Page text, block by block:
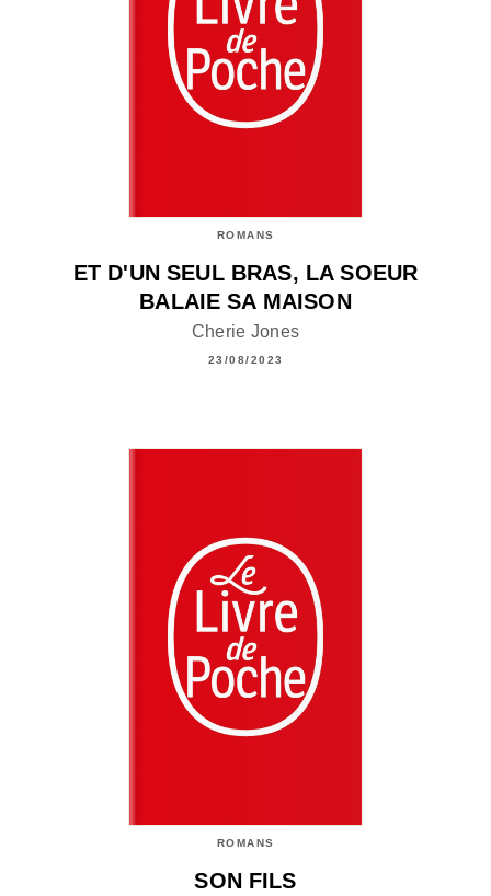
ROMANS
ET D'UN SEUL BRAS, LA SOEUR
BALAIE SA MAISON
Cherie Jones
23/08/2023
ROMANS
SON FILS